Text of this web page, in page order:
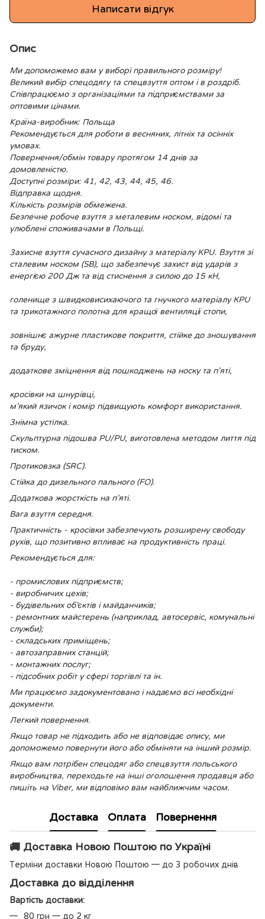
Написати відгук
Опис
Ми допоможемо вам у виборі правильного розміру!
Великий вибір спецодягу та спецвзуття оптом і в роздріб.
Співпрацюємо з організаціями та підприємствами за
оптовими цінами.
Країна-виробник: Польща
Рекомендується для роботи в весняних, літніх та осінніх
умовах.
Повернення/обмін товару протягом 14 днів за
домовленістю.
Доступні розміри: 41, 42, 43, 44, 45, 46.
Відправка щодня.
Кількість розмірів обмежена.
Безпечне робоче взуття з металевим носком, відомі та
улюблені споживачами в Польщі.
Захисне взуття сучасного дизайну з матеріалу KPU. Взуття зі
сталевим носком (SB), що забезпечує захист від ударів з
енергією 200 Дж та від стиснення з силою до 15 кН,
голенище з швидковисихаючого та гнучкого матеріалу KPU
та трикотажного полотна для кращої вентиляції стопи,
зовнішнє ажурне пластикове покриття, стійке до зношування
та бруду,
додаткове зміцнення від пошкоджень на носку та п’яті,
кросівки на шнурівці,
м’який язичок і комір підвищують комфорт використання.
Знімна устілка.
Скульптурна підошва PU/PU, виготовлена методом лиття під
тиском.
Протиковзка (SRC).
Стійка до дизельного пального (FO).
Додаткова жорсткість на п’яті.
Вага взуття середня.
Практичність - кросівки забезпечують розширену свободу
рухів, що позитивно впливає на продуктивність праці.
Рекомендується для:
- промислових підприємств;
- виробничих цехів;
- будівельних об'єктів і майданчиків;
- ремонтних майстерень (наприклад, автосервіс, комунальні
служби);
- складських приміщень;
- автозаправних станцій;
- монтажних послуг;
- підсобних робіт у сфері торгівлі та ін.
Ми працюємо задокументовано і надаємо всі необхідні
документи.
Легкий повернення.
Якщо товар не підходить або не відповідає опису, ми
допоможемо повернути його або обміняти на інший розмір.
Якщо вам потрібен спецодяг або спецвзуття польського
виробництва, переходьте на інші оголошення продавця або
пишіть на Viber, ми відповімо вам найближчим часом.
Доставка Оплата Повернення
🚚 Доставка Новою Поштою по Україні
Терміни доставки Новою Поштою — до 3 робочих днів
Доставка до відділення
Вартість доставки:
80 грн — до 2 кг